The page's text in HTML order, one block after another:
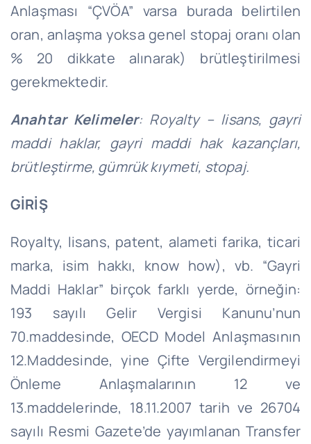
Anlaşması “ÇVÖA” varsa burada belirtilen
oran, anlaşma yoksa genel stopaj oranı olan
% 20 dikkate alınarak) brütleştirilmesi
gerekmektedir.
Anahtar Kelimeler: Royalty – lisans, gayri
maddi haklar, gayri maddi hak kazançları,
brütleştirme, gümrük kıymeti, stopaj.
GİRİŞ
Royalty, lisans, patent, alameti farika, ticari
marka, isim hakkı, know how), vb. “Gayri
Maddi Haklar” birçok farklı yerde, örneğin:
193 sayılı Gelir Vergisi Kanunu’nun
70.maddesinde, OECD Model Anlaşmasının
12.Maddesinde, yine Çifte Vergilendirmeyi
Önleme Anlaşmalarının 12 ve
13.maddelerinde, 18.11.2007 tarih ve 26704
sayılı Resmi Gazete’de yayımlanan Transfer